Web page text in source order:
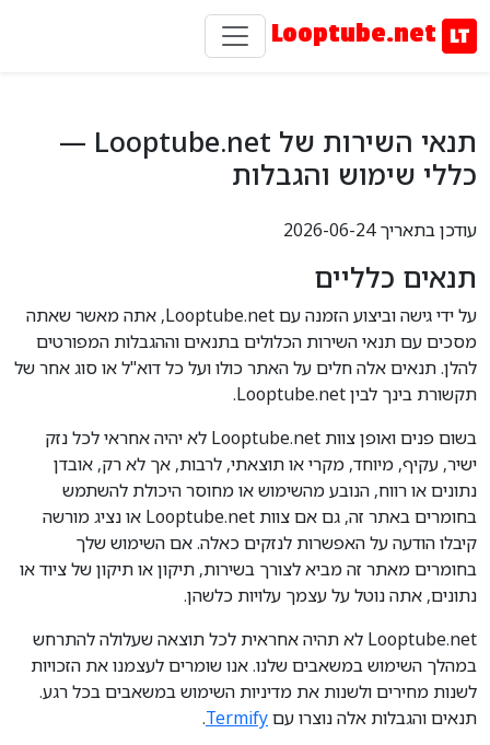
תנאי השירות של Looptube.net —
כללי שימוש והגבלות
עודכן בתאריך 2026-06-24
תנאים כלליים
על ידי גישה וביצוע הזמנה עם Looptube.net, אתה מאשר שאתה
מסכים עם תנאי השירות הכלולים בתנאים וההגבלות המפורטים
להלן. תנאים אלה חלים על האתר כולו ועל כל דוא"ל או סוג אחר של
תקשורת בינך לבין Looptube.net.
בשום פנים ואופן צוות Looptube.net לא יהיה אחראי לכל נזק
ישיר, עקיף, מיוחד, מקרי או תוצאתי, לרבות, אך לא רק, אובדן
נתונים או רווח, הנובע מהשימוש או מחוסר היכולת להשתמש
בחומרים באתר זה, גם אם צוות Looptube.net או נציג מורשה
קיבלו הודעה על האפשרות לנזקים כאלה. אם השימוש שלך
בחומרים מאתר זה מביא לצורך בשירות, תיקון או תיקון של ציוד או
נתונים, אתה נוטל על עצמך עלויות כלשהן.
Looptube.net לא תהיה אחראית לכל תוצאה שעלולה להתרחש
במהלך השימוש במשאבים שלנו. אנו שומרים לעצמנו את הזכויות
לשנות מחירים ולשנות את מדיניות השימוש במשאבים בכל רגע.
תנאים והגבלות אלה נוצרו עםTermify
.